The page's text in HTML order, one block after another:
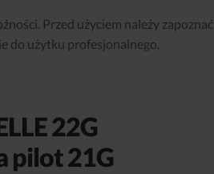
Przed użyciem należy zapoznać
do użytku profesjonalnego.
22G
pilot 21G